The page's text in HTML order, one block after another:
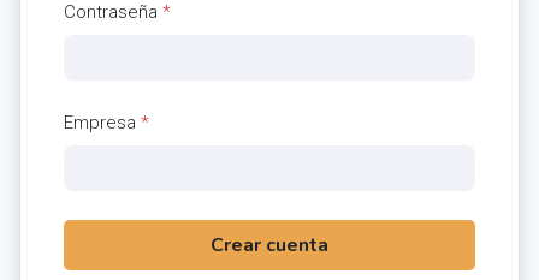
Contraseña *
Empresa *
Crear cuenta